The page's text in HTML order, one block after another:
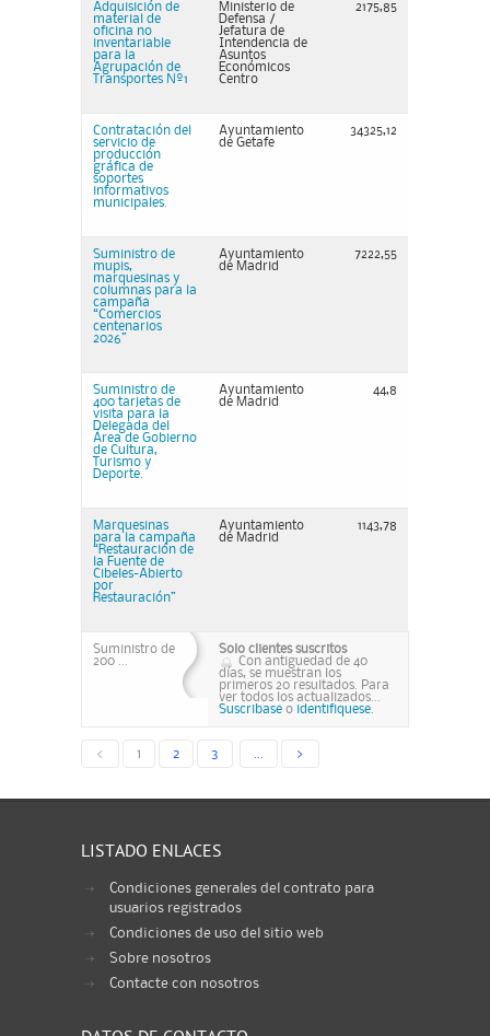
Adquisición de
material de
oficina no
inventariable
para la
Agrupación de
Transportes Nº1
Ministerio de
Defensa /
Jefatura de
Intendencia de
Asuntos
Económicos
Centro
2175,85
Contratación del
servicio de
producción
gráfica de
soportes
informativos
municipales.
Ayuntamiento
de Getafe
34325,12
Suministro de
mupis,
marquesinas y
columnas para la
campaña
“Comercios
centenarios
2026”
Ayuntamiento
de Madrid
7222,55
Suministro de
400 tarjetas de
visita para la
Delegada del
Área de Gobierno
de Cultura,
Turismo y
Deporte.
Ayuntamiento
de Madrid
44,8
Marquesinas
para la campaña
“Restauración de
la Fuente de
Cibeles-Abierto
por
Restauración”
Ayuntamiento
de Madrid
1143,78
Suministro de
200 ...
Solo clientes suscritos
Con antiguedad de 40
días, se muestran los
primeros 20 resultados. Para
ver todos los actualizados...
Suscribase o identifiquese.
< 1 2 3 >
LISTADO ENLACES
Condiciones generales del contrato para
usuarios registrados
Condiciones de uso del sitio web
Sobre nosotros
Contacte con nosotros